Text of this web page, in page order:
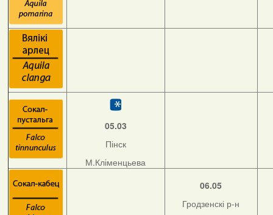
05.03
Пінск
М.Кліменцьева
06.05
Гродзенскі р-н